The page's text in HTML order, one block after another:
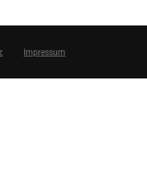
Impressum